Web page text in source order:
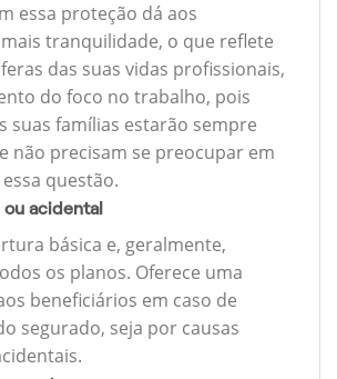
essa proteção dá aos
tranquilidade, o que reflete
das suas vidas profissionais,
do foco no trabalho, pois
suas famílias estarão sempre
não precisam se preocupar em
questão.
acidental
básica e, geralmente,
os planos. Oferece uma
beneficiários em caso de
segurado, seja por causas